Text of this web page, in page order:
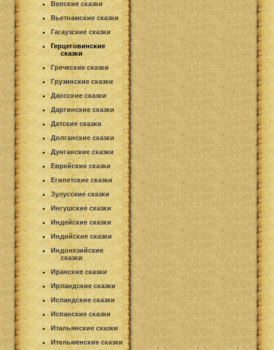
Вепские сказки
Вьетнамские сказки
Гагаузские сказки
Герцеговинские
сказки
Греческие сказки
Грузинские сказки
Даосские сказки
Даргинские сказки
Датские сказки
Долганские сказки
Дунганские сказки
Еврейские сказки
Египетские сказки
Зулусские сказки
Ингушские сказки
Индейские сказки
Индийские сказки
Индонезийские
сказки
Иранские сказки
Ирландские сказки
Исландские сказки
Испанские сказки
Итальянские сказки
Ительменские сказки